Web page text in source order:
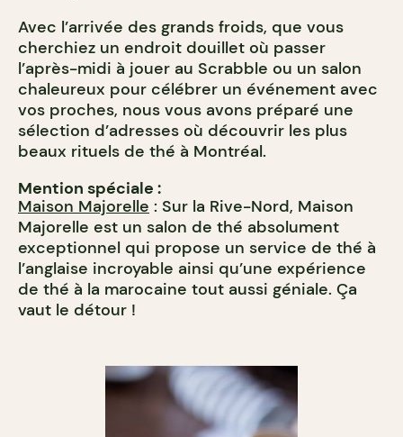
Avec l’arrivée des grands froids, que vous
cherchiez un endroit douillet où passer
l’après-midi à jouer au Scrabble ou un salon
chaleureux pour célébrer un événement avec
vos proches, nous vous avons préparé une
sélection d’adresses où découvrir les plus
beaux rituels de thé à Montréal.
Mention spéciale :
Maison Majorelle : Sur la Rive-Nord, Maison
Majorelle est un salon de thé absolument
exceptionnel qui propose un service de thé à
l’anglaise incroyable ainsi qu’une expérience
de thé à la marocaine tout aussi géniale. Ça
vaut le détour !